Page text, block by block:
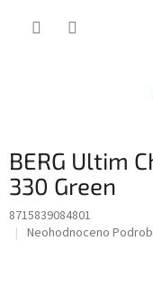
BERG Ultim
330 Green
8715839084801
Průměrné
Neohodnoceno